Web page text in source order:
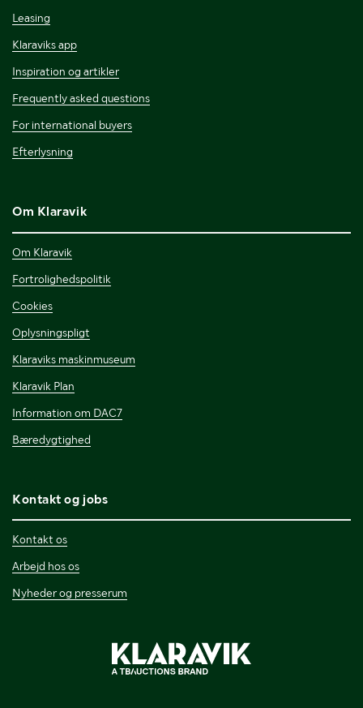
Leasing
Klaraviks app
Inspiration og artikler
Frequently asked questions
For international buyers
Efterlysning
Om Klaravik
Om Klaravik
Fortrolighedspolitik
Cookies
Oplysningspligt
Klaraviks maskinmuseum
Klaravik Plan
Information om DAC7
Bæredygtighed
Kontakt og jobs
Kontakt os
Arbejd hos os
Nyheder og presserum